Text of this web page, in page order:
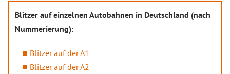
Blitzer auf einzelnen Autobahnen in Deutschland (nach
Nummerierung):
Blitzer auf der A1
Blitzer auf der A2